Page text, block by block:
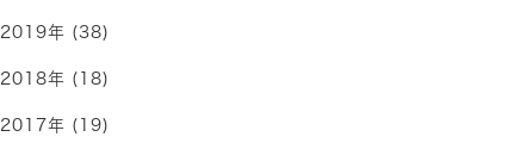
2019年 (38)
2018年 (18)
2017年 (19)